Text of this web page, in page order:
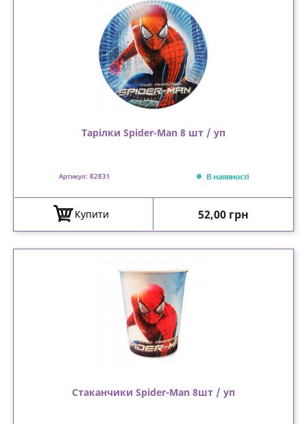
Тарілки Spider-Man 8 шт / уп
Артикул: 82831 В наявності
Купити Ціна
52,00 грн
Стаканчики Spider-Man 8шт / уп